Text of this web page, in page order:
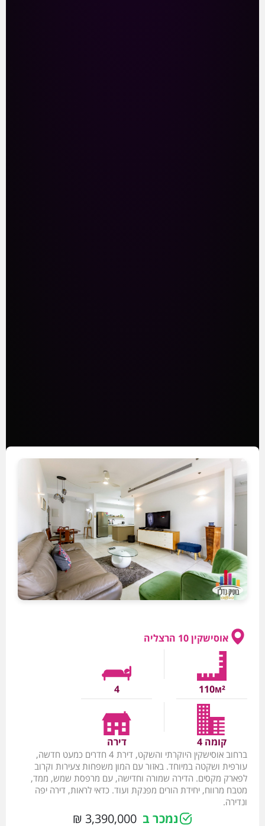
אוסישקין 10 הרצליה
110м²
4
קומה 4 דירה
ברחוב אוסישקין היוקרתי והשקט, דירת 4 חדרים כמעט חדשה,
עורפית ושקטה במיוחד. באזור עם המון משפחות צעירות וקרוב
לפארק מקסים. הדירה שמורה וחדישה, עם מרפסת שמש, ממד,
מטבח מרווח, יחידת הורים מפנקת ועוד. כדאי לראות, דירה יפה
ונדירה.
נמכר ב3,390,000 ₪